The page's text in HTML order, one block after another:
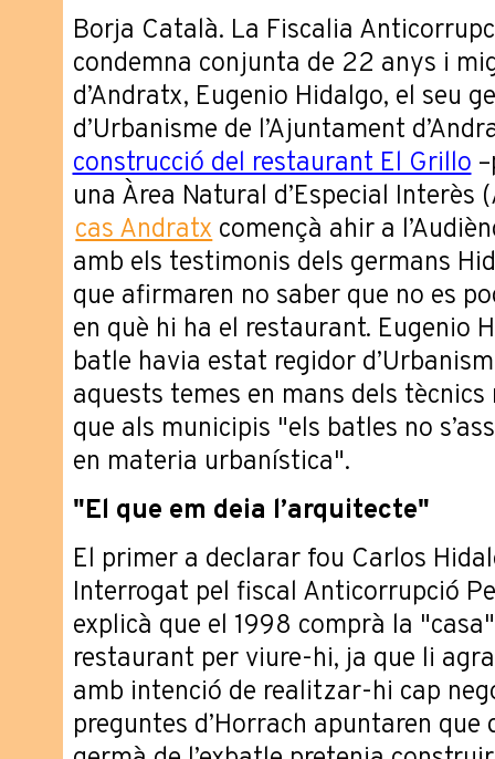
Borja Català. La Fiscalia
condemna conjunta de 22 anys i
d’Andratx, Eugenio Hidalgo, el seu
d’Urbanisme de l’Ajuntament
construcció del restaurant El Grillo
una Àrea Natural d’Especial Interès
cas Andratxcomençà ahir a
amb els testimonis dels germans
que afirmaren no saber que no es
en què hi ha el restaurant. Eugenio
batle havia estat regidor
aquests temes en mans dels
que als municipis "els batles no
en materia urbanística".
"El que em deia l’arquitecte"
El primer a declarar fou Carlos
Interrogat pel fiscal Anticorrupció
explicà que el 1998 comprà la
restaurant per viure-hi, ja que li
amb intenció de realitzar-hi cap
preguntes d’Horrach apuntaren